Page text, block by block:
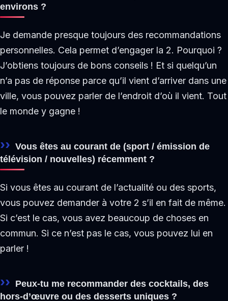
environs ?
Je demande presque toujours des recommandations
personnelles. Cela permet d’engager la 2. Pourquoi ?
J’obtiens toujours de bons conseils ! Et si quelqu’un
n’a pas de réponse parce qu’il vient d’arriver dans une
ville, vous pouvez parler de l’endroit d’où il vient. Tout
le monde y gagne !
Vous êtes au courant de (sport / émission de
télévision / nouvelles) récemment ?
Si vous êtes au courant de l’actualité ou des sports,
vous pouvez demander à votre 2 s’il en fait de même.
Si c’est le cas, vous avez beaucoup de choses en
commun. Si ce n’est pas le cas, vous pouvez lui en
parler !
Peux-tu me recommander des cocktails, des
hors-d’œuvre ou des desserts uniques ?